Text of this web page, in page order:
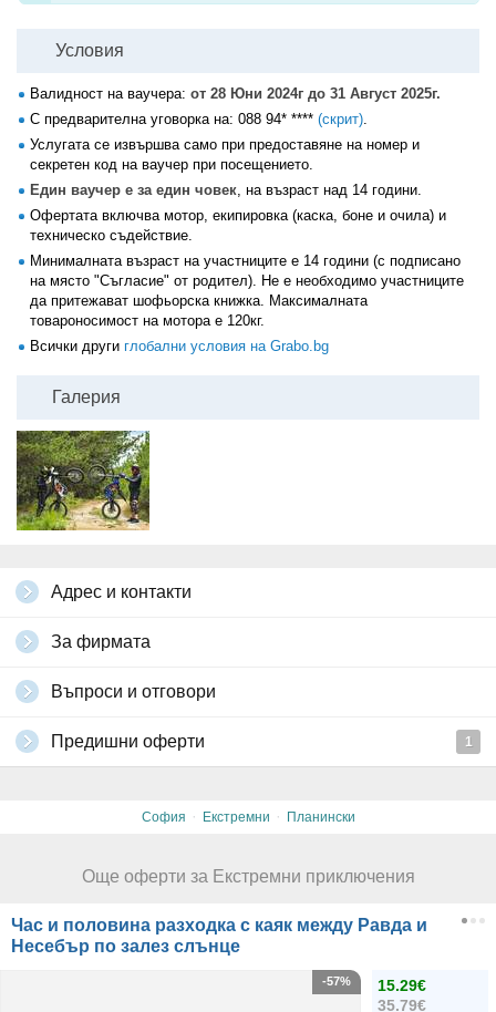
Условия
Валидност на ваучера: от 28 Юни 2024г до 31 Август 2025г.
С предварителна уговорка на: 088 94* **** (скрит).
Услугата се извършва само при предоставяне на номер и
секретен код на ваучер при посещението.
Един ваучер е за един човек, на възраст над 14 години.
Офертата включва мотор, екипировка (каска, боне и очила) и
техническо съдействие.
Минималната възраст на участниците е 14 години (с подписано
на място "Съгласие" от родител). Не е необходимо участниците
да притежават шофьорска книжка. Максималната
товароносимост на мотора е 120кг.
Всички други глобални условия на Grabo.bg
Галерия
Адрес и контакти
За фирмата
Въпроси и отговори
Предишни оферти 1
София · Екстремни · Планински
Още оферти за Екстремни приключения
Час и половина разходка с каяк между Равда и
Несебър по залез слънце
15.29€
35.79€
-57%